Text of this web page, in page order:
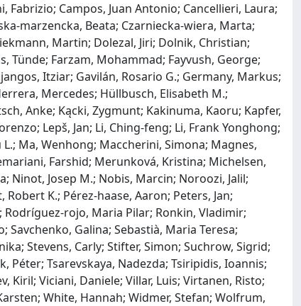
Campos, Juan Antonio; Cancellieri, Laura;
Beata; Czarniecka‐wiera, Marta;
Martin; Dolezal, Jiri; Dolnik, Christian;
Tünde; Farzam, Mohammad; Fayvush, George;
Itziar; Gavilán, Rosario G.; Germany, Markus;
Mercedes; Hüllbusch, Elisabeth M.;
Anke; Kącki, Zygmunt; Kakinuma, Kaoru; Kapfer,
Lepš, Jan; Li, Ching‐feng; Li, Frank Yonghong;
Ma, Wenhong; Maccherini, Simona; Magnes,
Farshid; Merunková, Kristina; Michelsen,
Ninot, Josep M.; Nobis, Marcin; Noroozi, Jalil;
K.; Pérez‐haase, Aaron; Peters, Jan;
Rodríguez‐rojo, Maria Pilar; Ronkin, Vladimir;
Savchenko, Galina; Sebastià, Maria Teresa;
Stevens, Carly; Stifter, Simon; Suchrow, Sigrid;
Péter; Tsarevskaya, Nadezda; Tsiripidis, Ioannis;
Kiril; Viciani, Daniele; Villar, Luis; Virtanen, Risto;
White, Hannah; Widmer, Stefan; Wolfrum,